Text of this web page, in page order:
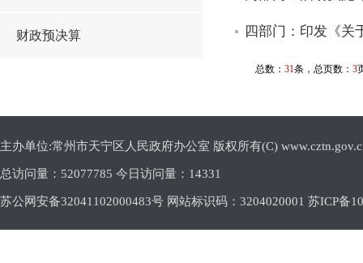
财政预决算 四部门：印发《关
总数： 31条，总页数： 3
主办单位:常州市天宁区人民政府办公室 版权所有(C)
总访问量： 52077785 今日访问量： 14331
苏公网安备32041102000483号 网站标识码：3204020001 苏ICP备